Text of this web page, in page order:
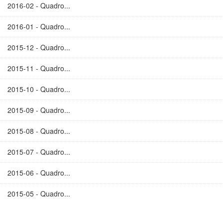
2016-02 - Quadro...
2016-01 - Quadro...
2015-12 - Quadro...
2015-11 - Quadro...
2015-10 - Quadro...
2015-09 - Quadro...
2015-08 - Quadro...
2015-07 - Quadro...
2015-06 - Quadro...
2015-05 - Quadro...